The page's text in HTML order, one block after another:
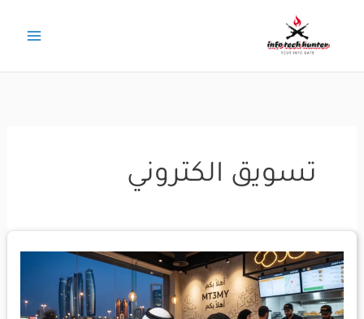
المحتوى
تسويق الكتروني
أهمية
الموقع
الإلكتروني